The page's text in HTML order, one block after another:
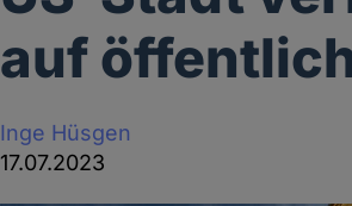
auf
Inge Hüsgen
17.07.2023